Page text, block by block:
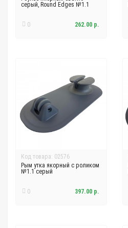
серый, Round Edges №1.1
0 262.00 р.
Код товара: 02576
Рым утка якорный с роликом
№1.1 серый
0 397.00 р.